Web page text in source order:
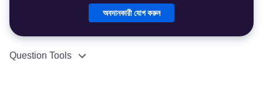
অবদানকারী যোগ করুন
Question Tools